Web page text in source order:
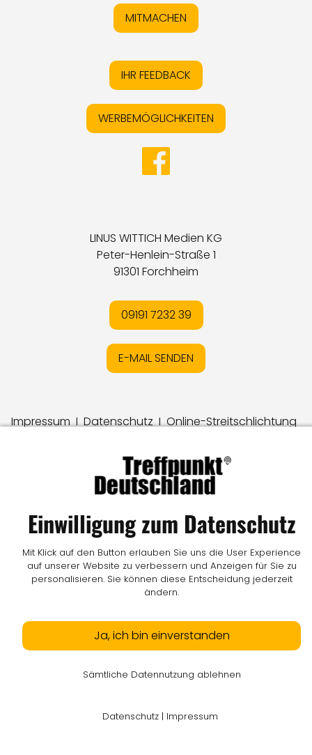
MITMACHEN
IHR FEEDBACK
WERBEMÖGLICHKEITEN
LINUS WITTICH Medien KG
Peter-Henlein-Straße 1
91301 Forchheim
09191 7232 39
E-MAIL SENDEN
ImpressumIDatenschutzIOnline-Streitschlichtung
© LW Medien GmbH
Einwilligung zum Datenschutz
Mit Klick auf den Button erlauben Sie uns die User Experience
auf unserer Website zu verbessern und Anzeigen für Sie zu
personalisieren. Sie können diese Entscheidung jederzeit
ändern.
Ja, ich bin einverstanden
Sämtliche Datennutzung ablehnen
Datenschutz | Impressum